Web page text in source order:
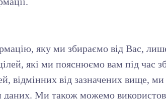
яку ми збираємо від Вас,
які ми пояснюємо вам під час
відмінних від зазначених вище, ми
даних. Ми також можемо